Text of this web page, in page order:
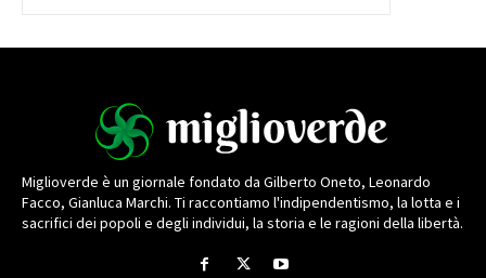
Miglioverde è un giornale fondato da Gilberto Oneto, Leonardo
Facco, Gianluca Marchi. Ti raccontiamo l'indipendentismo, la lotta e i
sacrifici dei popoli e degli individui, la storia e le ragioni della libertà.